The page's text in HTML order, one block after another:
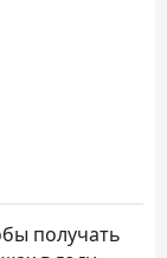
получать